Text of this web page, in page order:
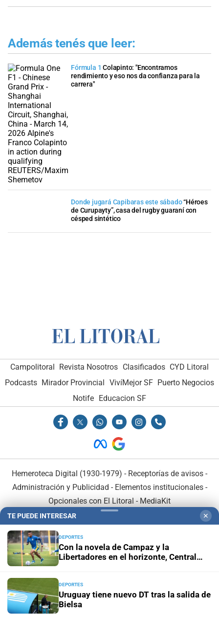
Además tenés que leer:
Fórmula 1 Colapinto: "Encontramos
rendimiento y eso nos da confianza para la
carrera"
Donde jugará Capibaras este sábado“Héroes
de Curupayty”, casa del rugby guaraní con
césped sintético
Campolitoral Revista Nosotros Clasificados CYD Litoral
Podcasts Mirador Provincial VivíMejor SF Puerto Negocios
Notife Educacion SF
Hemeroteca Digital (1930-1979) - Receptorías de avisos -
Administración y Publicidad - Elementos institucionales-
Opcionales con El Litoral - MediaKit
En Asociación con:
TE PUEDE INTERESAR ✕
DEPORTES
Con la novela de Campaz y la
Libertadores en el horizonte, Central
DEPORTES
Uruguay tiene nuevo DT tras la salida de
Bielsa